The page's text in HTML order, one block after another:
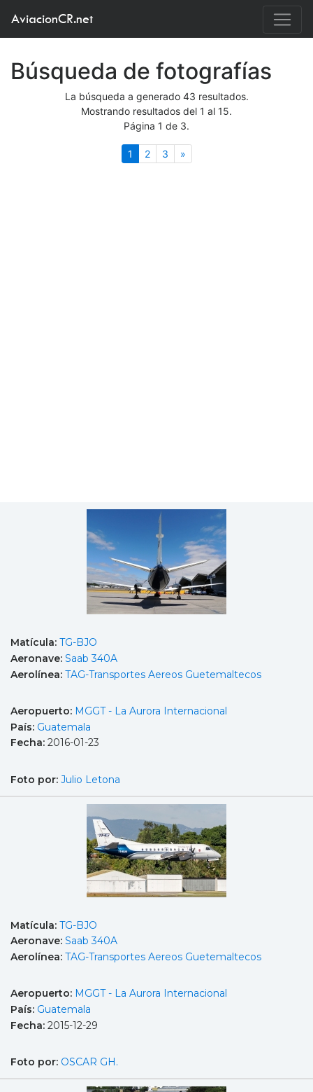
AviacionCR.net
Búsqueda de fotografías
La búsqueda a generado 43 resultados.
Mostrando resultados del 1 al 15.
Página 1 de 3.
1 (actual)
2 3 »Siguiente
Matícula: TG-BJO
Aeronave: Saab 340A
Aerolínea: TAG-Transportes Aereos Guetemaltecos
Aeropuerto: MGGT - La Aurora Internacional
País: Guatemala
Fecha: 2016-01-23
Foto por: Julio Letona
Matícula: TG-BJO
Aeronave: Saab 340A
Aerolínea: TAG-Transportes Aereos Guetemaltecos
Aeropuerto: MGGT - La Aurora Internacional
País: Guatemala
Fecha: 2015-12-29
Foto por: OSCAR GH.